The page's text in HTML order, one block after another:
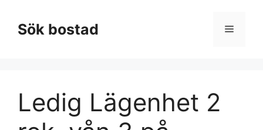
innehållSök bostad Meny
Ledig Lägenhet 2